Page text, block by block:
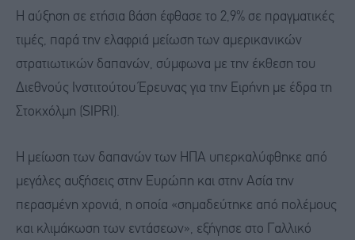
Η αύξηση σε ετήσια βάση έφθασε το 2,9% σε πραγματικές
τιμές, παρά την ελαφριά μείωση των αμερικανικών
στρατιωτικών δαπανών, σύμφωνα με την έκθεση του
Διεθνούς Ινστιτούτου Έρευνας για την Ειρήνη με έδρα τη
Στοκχόλμη (SIPRI).
Η μείωση των δαπανών των ΗΠΑ υπερκαλύφθηκε από
μεγάλες αυξήσεις στην Ευρώπη και στην Ασία την
περασμένη χρονιά, η οποία «σημαδεύτηκε από πολέμους
και κλιμάκωση των εντάσεων», εξήγησε στο Γαλλικό